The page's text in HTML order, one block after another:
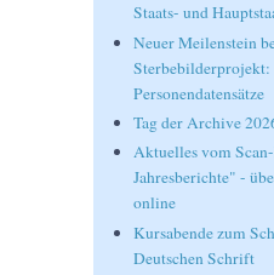
Staats- und
Neuer Meilenstein
Personendatensätze
Tag der Archive
Aktuelles vom
Jahresberichte" -
online
Kursabende zum
Deutschen Schrift